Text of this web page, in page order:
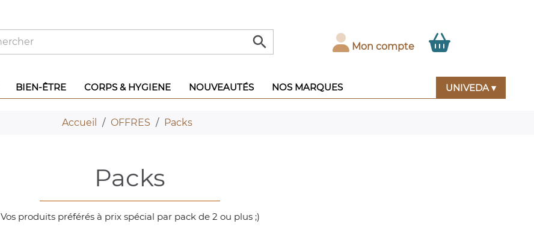
 Mon compte
BIEN-ÊTRE CORPS & HYGIENE NOUVEAUTÉS NOS MARQUES UNIVEDA ▾
Accueil OFFRES Packs
packs
Vos produits préférés à prix spécial par pack de 2 ou plus ;)